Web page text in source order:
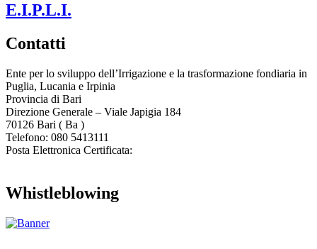
E.I.P.L.I.
Contatti
Ente per lo sviluppo dell’Irrigazione e la trasformazione fondiaria in
Puglia, Lucania e Irpinia
Provincia di Bari
Direzione Generale – Viale Japigia 184
70126 Bari ( Ba )
Telefono: 080 5413111
Posta Elettronica Certificata:
Whistleblowing